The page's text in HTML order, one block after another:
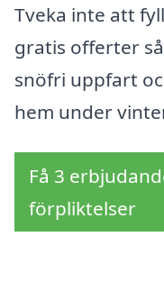
Tveka inte att
gratis offerter
snöfri uppfart
hem under
Få 3
förpliktelser